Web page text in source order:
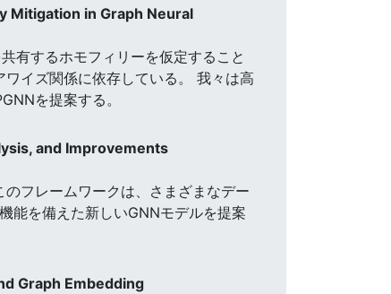
Mitigation in Graph Neural
有するホモフィリーを仮定すること
イズ関係に依存している。 我々は高
を提案する。
and Improvements
フレームワークは、さまざまなデー
能を備えた新しいGNNモデルを提案
Graph Embedding